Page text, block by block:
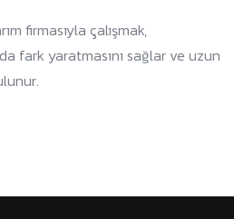
firmasıyla çalışmak,
fark yaratmasını sağlar ve uzun